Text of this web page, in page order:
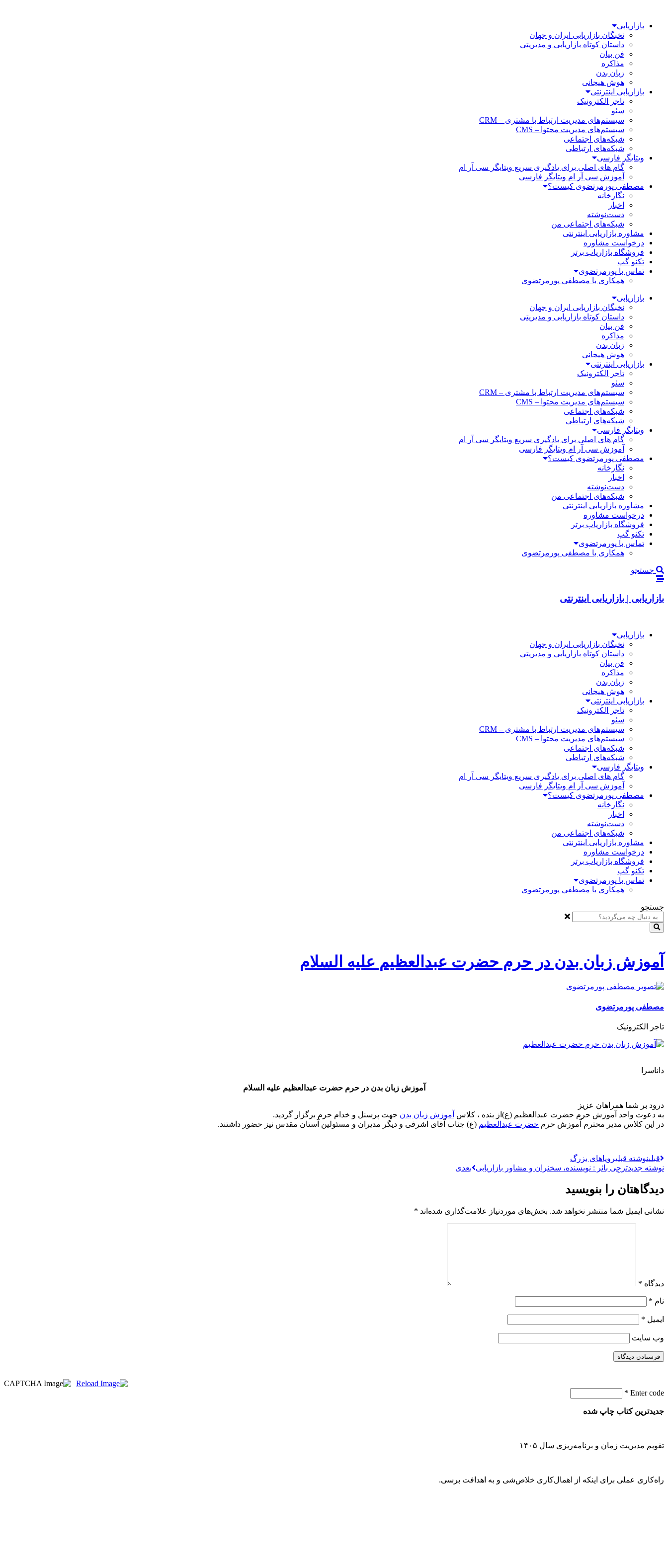
بازاریابی
نخبگان بازاریابی ایران و جهان
داستان کوتاه بازاریابی و مدیریتی
فن بیان
مذاکره
زبان بدن
هوش هیجانی
بازاریابی اینترنتی
تاجر الکترونیک
سئو
سیستم‌های مدیریت ارتباط با مشتری – CRM
سیستم‌های مدیریت محتوا – CMS
شبکه‌های اجتماعی
شبکه‌های ارتباطی
ویتایگر فارسی
گام های اصلی برای یادگیری سریع ویتایگر سی آر ام
آموزش سی آر ام ویتایگر فارسی
مصطفی پورمرتضوی کیست؟
نگارخانه
اخبار
دست‌نوشته
شبکه‌های اجتماعی من
مشاوره بازاریابی اینترنتی
درخواست مشاوره
فروشگاه بازاریاب برتر
تکنو گپ
تماس با پورمرتضوی
همکاری با مصطفی پورمرتضوی
بازاریابی
نخبگان بازاریابی ایران و جهان
داستان کوتاه بازاریابی و مدیریتی
فن بیان
مذاکره
زبان بدن
هوش هیجانی
بازاریابی اینترنتی
تاجر الکترونیک
سئو
سیستم‌های مدیریت ارتباط با مشتری – CRM
سیستم‌های مدیریت محتوا – CMS
شبکه‌های اجتماعی
شبکه‌های ارتباطی
ویتایگر فارسی
گام های اصلی برای یادگیری سریع ویتایگر سی آر ام
آموزش سی آر ام ویتایگر فارسی
مصطفی پورمرتضوی کیست؟
نگارخانه
اخبار
دست‌نوشته
شبکه‌های اجتماعی من
مشاوره بازاریابی اینترنتی
درخواست مشاوره
فروشگاه بازاریاب برتر
تکنو گپ
تماس با پورمرتضوی
همکاری با مصطفی پورمرتضوی
جستجو
بازاریابی | بازاریابی اینترنتی
بازاریابی
نخبگان بازاریابی ایران و جهان
داستان کوتاه بازاریابی و مدیریتی
فن بیان
مذاکره
زبان بدن
هوش هیجانی
بازاریابی اینترنتی
تاجر الکترونیک
سئو
سیستم‌های مدیریت ارتباط با مشتری – CRM
سیستم‌های مدیریت محتوا – CMS
شبکه‌های اجتماعی
شبکه‌های ارتباطی
ویتایگر فارسی
گام های اصلی برای یادگیری سریع ویتایگر سی آر ام
آموزش سی آر ام ویتایگر فارسی
مصطفی پورمرتضوی کیست؟
نگارخانه
اخبار
دست‌نوشته
شبکه‌های اجتماعی من
مشاوره بازاریابی اینترنتی
درخواست مشاوره
فروشگاه بازاریاب برتر
تکنو گپ
تماس با پورمرتضوی
همکاری با مصطفی پورمرتضوی
جستجو
آموزش زبان بدن در حرم حضرت عبدالعظیم علیه السلام
مصطفی پورمرتضوی
تاجر الکترونیک
داناسرا
آموزش زبان بدن در حرم حضرت عبدالعظیم علیه السلام
درود بر شما همراهان عزیز
به دعوت واحد آموزش حرم حضرت عبدالعظیم (ع)از بنده ، کلاس آموزش زبان بدن جهت پرسنل و خدام حرم برگزار گردید.
در این کلاس مدیر محترم آموزش حرم حضرت عبدالعظیم (ع) جناب آقای اشرفی و دیگر مدیران و مسئولین آستان مقدس نیز حضور داشتند.
قبلینوشته قبلیرویاهای بزرگ
نوشته جدیدتر جِی بائر : نویسنده، سخنران و مشاور بازاریابی بعدی
دیدگاهتان را بنویسید
نشانی ایمیل شما منتشر نخواهد شد. بخش‌های موردنیاز علامت‌گذاری شده‌اند *
دیدگاه *
نام *
ایمیل *
وب‌ سایت
Enter code
*
جدیدترین کتاب چاپ شده
تقویم مدیریت زمان و برنامه‌ریزی سال ۱۴۰۵
راه‌کاری عملی برای اینکه از اهمال‌کاری خلاص‌شی و به اهدافت برسی.